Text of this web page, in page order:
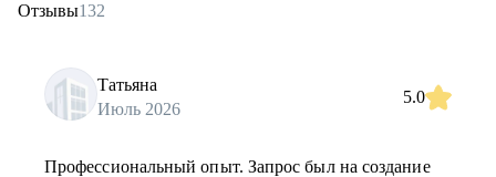
Отзывы132
Татьяна
Июль 2026
5.0
Профессиональный опыт. Запрос был на создание